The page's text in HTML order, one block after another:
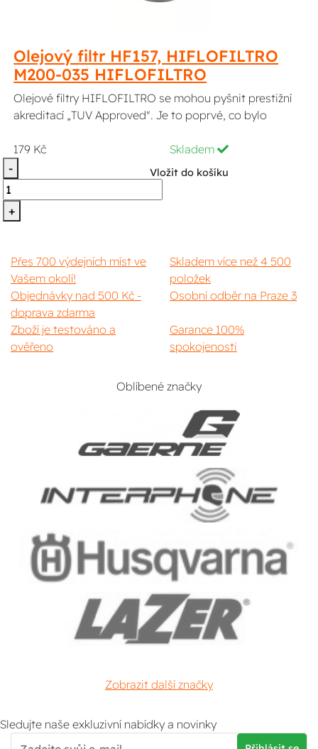
Olejový filtr HF157, HIFLOFILTRO
M200-035 HIFLOFILTRO
Olejové filtry HIFLOFILTRO se mohou pyšnit prestižní
akreditací „TUV Approved". Je to poprvé, co bylo
179 Kč
Skladem
-
+
Vložit do košíku
Přes 700 výdejních míst ve
Vašem okolí!
Skladem více než 4 500
položek
Objednávky nad 500 Kč -
doprava zdarma
Osobní odběr na Praze 3
Zboží je testováno a
ověřeno
Garance 100%
spokojenosti
Oblíbené značky
Zobrazit další značky
Sledujte naše exkluzivní nabídky a novinky